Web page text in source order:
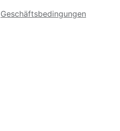
Geschäftsbedingungen